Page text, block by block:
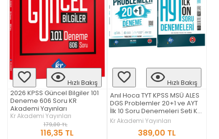
Hızlı Bakış
2026 KPSS Güncel Bilgiler 101
Deneme 606 Soru KR
Akademi Yayınları
Kr Akademi Yayınları
179,00 TL
116,35 TL
Hızlı Bakış
Anıl Hoca TYT KPSS MSÜ ALES
DGS Problemler 20+1 ve AYT
İlk 10 Soru Denemeleri Seti KR
Akademi Yayınları
Kr Akademi Yayınları
389,00 TL